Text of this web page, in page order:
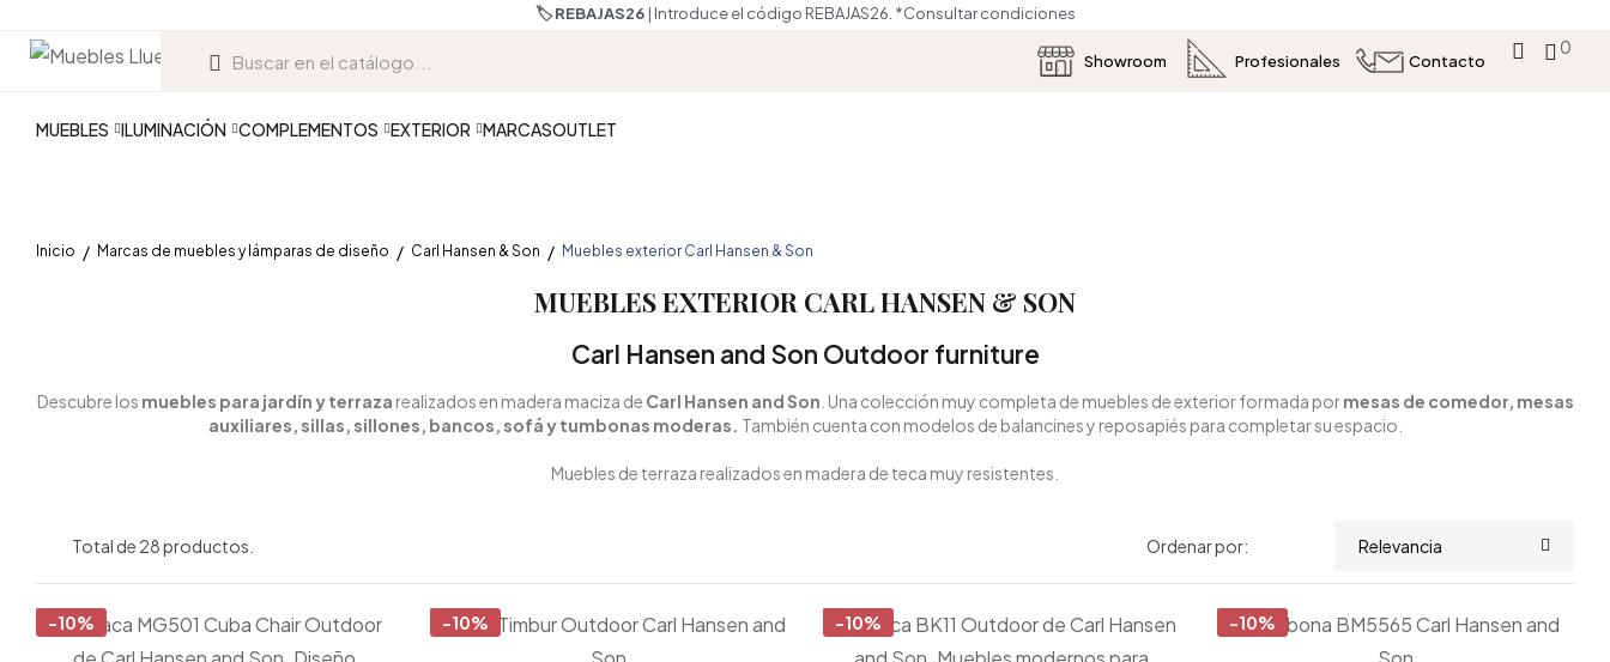
🏷️ REBAJAS26| Introduce el código REBAJAS26. *Consultar condiciones
Showroom Profesionales Contacto
0
MUEBLES ILUMINACIÓN COMPLEMENTOS EXTERIOR MARCASOUTLET
Inicio Marcas de muebles y lámparas de diseño Carl Hansen & Son Muebles exterior Carl Hansen & Son
MUEBLES EXTERIOR CARL HANSEN & SON
Carl Hansen and Son Outdoor furniture
Descubre los muebles para jardín y terraza realizados en madera maciza de Carl Hansen and Son . Una colección muy completa de muebles de exteriorformada pormesas de comedor, mesas
auxiliares, sillas, sillones, bancos, sofá y tumbonas moderas. También cuenta con modelos de balancines y reposapiés para completar su espacio.
Muebles de terraza realizados en madera de teca muy resistentes.
Total de 28 productos. Ordenar por: Relevancia
-10% -10% -10% -10%